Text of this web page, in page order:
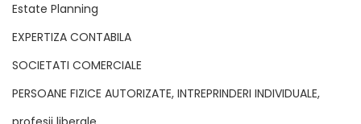
Estate Planning
EXPERTIZA CONTABILA
SOCIETATI COMERCIALE
PERSOANE FIZICE AUTORIZATE, INTREPRINDERI INDIVIDUALE,